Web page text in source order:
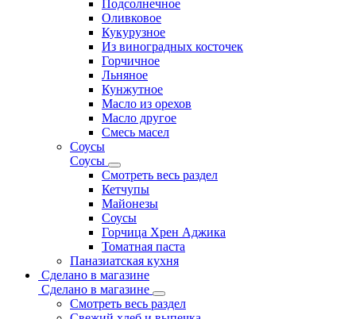
Подсолнечное
Оливковое
Кукурузное
Из виноградных косточек
Горчичное
Льняное
Кунжутное
Масло из орехов
Масло другое
Смесь масел
Соусы
Соусы
Смотреть весь раздел
Кетчупы
Майонезы
Соусы
Горчица Хрен Аджика
Томатная паста
Паназиатская кухня
Сделано в магазине
Сделано в магазине
Смотреть весь раздел